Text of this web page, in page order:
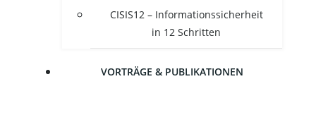
CISIS12 – Infor­ma­ti­ons­si­cher­heit
in 12 Schritten
VOR­TRÄ­GE & PUBLIKATIONEN